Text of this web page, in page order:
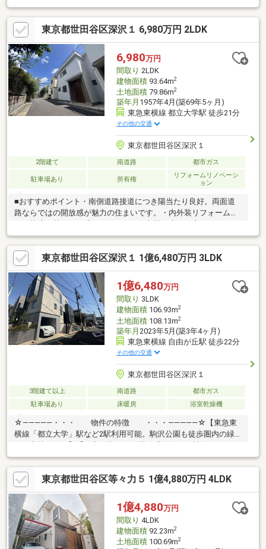
帖でキングサイズのベットや家具も余裕です・２階に水回りを集
約した「家事楽動線」 洗濯物もそのままバルコニーへ【リフォ
ーム内容】・外壁塗装・キッチン・トイレ新規交換・クロス張替
え、ユニットバス補修など【駅の魅力】・都立大学駅は、渋谷・
横浜方面へのアクセスに優れ、商店街や東急ストアも充実してお
ります。めぐろ区民キャンパスや呑川本流緑道も身近に揃う、利
便性と緑・文化が調和した穏やかな住宅街です。
東京都世田谷区深沢１ 6,980万円 2LDK
6,980万円
間取り 2LDK
建物面積93.64m2
土地面積79.86m2
築年月 1957年4月(築69年5ヶ月)
東急東横線 都立大学駅 徒歩21分
その他の交通
東京都世田谷区深沢１
2階建て 南道路 都市ガス
駐車場あり 所有権
リフォームリノベーシ
ョン
■おすすめポイント・南側道路接道につき陽当たり良好。両面道
路ならではの開放感が魅力の住まいです。・内外装リフォーム済
た。・建物面積93.64㎡のゆとりある2LDKテラスハウス。・約
21.3帖の広々としたLDKは、家具配置もしやすく開放的な団らん
空間を演出します。・主寝室は約10帖を確保した、ゆとりある間
取りです。・駐車場完備で、お車を利用される方にも便利な住環
境です。□■□■□■□■□■□■□■□■□■ご見学予約承っております！！
お気軽にご連絡下さい！！□■□■□■□■□■□■□■□■□■
東京都世田谷区深沢１ 1億6,480万円 3LDK
1億6,480万円
間取り 3LDK
建物面積106.93m2
土地面積108.13m2
築年月 2023年5月(築3年4ヶ月)
東急東横線 自由が丘駅 徒歩22分
その他の交通
東京都世田谷区深沢１
3階建て以上 南道路
都市ガス
駐車場あり
床暖房 浴室乾燥機
☆―――――・・・ 物件の特徴 ・・・―――――☆【東急東
横線「都立大学」駅など2駅利用可能。駒沢公園も徒歩圏内の緑豊
南向きで、一日中明るい光が差し込みます。】【地震に強い安心
のSE構法を採用。高天井の大空間と長期優良住宅認定が魅力的で
す。】【床暖房や食洗機、EVコンセントなど最新設備が充実。快
適でスマートな生活を支えます。】
東京都世田谷区等々力５ 1億4,880万円 4LDK
1億4,880万円
間取り 4LDK
建物面積92.23m2
土地面積100.69m2